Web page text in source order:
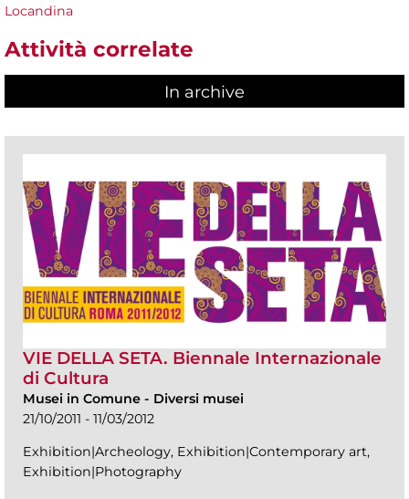
Locandina
Attività correlate
In archive
VIE DELLA SETA. Biennale Internazionale
di Cultura
Musei in Comune - Diversi musei
21/10/2011 - 11/03/2012
Exhibition|Archeology, Exhibition|Contemporary art,
Exhibition|Photography